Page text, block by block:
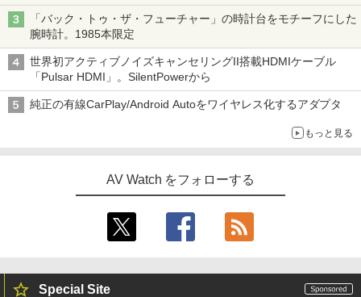
「バック・トゥ・ザ・フューチャー」の時計台をモチーフにした
腕時計。1985本限定
世界初アクティブノイズキャンセリングII搭載HDMIケーブル
「Pulsar HDMI」。SilentPowerから
純正の有線CarPlay/Android Autoをワイヤレス化するアダプタ
もっと見る
AV Watch をフォローする
Special Site